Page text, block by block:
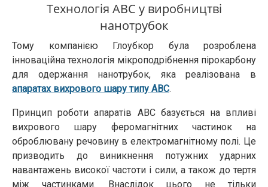
Технологія АВС у виробництві
нанотрубок
Тому компанією Глоубкор була розроблена
інноваційна технологія мікроподрібнення пірокарбону
для одержання нанотрубок, яка реалізована в
апаратах вихрового шару типу АВС.
Принцип роботи апаратів АВС базується на впливі
вихрового шару феромагнітних частинок на
оброблювану речовину в електромагнітному полі. Це
призводить до виникнення потужних ударних
навантажень високої частоти і сили, а також до тертя
між частинками. Внаслідок цього не тільки